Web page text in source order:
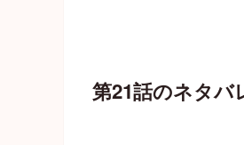
第21話のネタバ